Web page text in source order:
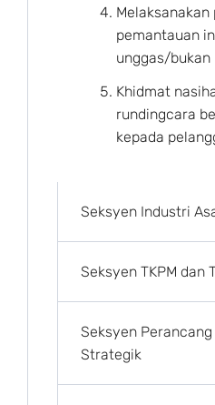
Melaksanakan
pemantauan
unggas/bukan
Khidmat
rundingcara
kepada
Seksyen Industri
Seksyen TKPM dan
Seksyen
Strategik